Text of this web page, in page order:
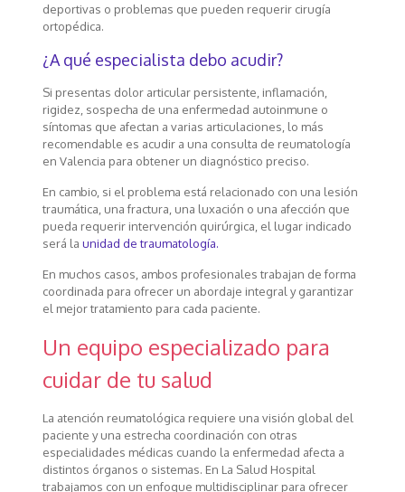
deportivas o problemas que pueden requerir cirugía
ortopédica.
¿A qué especialista debo acudir?
Si presentas dolor articular persistente, inflamación,
rigidez, sospecha de una enfermedad autoinmune o
síntomas que afectan a varias articulaciones, lo más
recomendable es acudir a una consulta de reumatología
en Valencia para obtener un diagnóstico preciso.
En cambio, si el problema está relacionado con una lesión
traumática, una fractura, una luxación o una afección que
pueda requerir intervención quirúrgica, el lugar indicado
será la unidad de traumatología.
En muchos casos, ambos profesionales trabajan de forma
coordinada para ofrecer un abordaje integral y garantizar
el mejor tratamiento para cada paciente.
Un equipo especializado para
cuidar de tu salud
La atención reumatológica requiere una visión global del
paciente y una estrecha coordinación con otras
especialidades médicas cuando la enfermedad afecta a
distintos órganos o sistemas. En La Salud Hospital
trabajamos con un enfoque multidisciplinar para ofrecer